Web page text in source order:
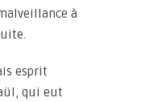
à
esprit
qui eut